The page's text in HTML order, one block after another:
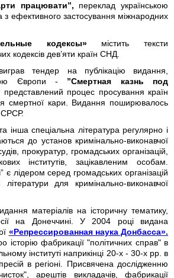
працювати”, переклад українською
з ефективного застосування міжнародних
кодексы» містить
тексти
кодексів дев’яти країн СНД.
тендер на публікацію видання,
Європи - ”Смертная казнь под
процес просування країн
смертної кари. Видання поширювалось
СРСР.
інша спеціальна література регулярно і
до установ кримінально-виконавчої
прокуратур, громадських організацій,
інститутів, зацікавленим особам.
є лідером серед громадських організацій
для кримінально-виконавчої
матеріалів на історичну тематику,
на Донеччині. У 2004 році видана
«Репрессированная наука Донбасса».
історію фабрикації "політичних справ" в
інституті наприкінці 20-х - 30-х рр. в
в регіоні. Присвячена дослідженню
арештів викладачів, фабрикації